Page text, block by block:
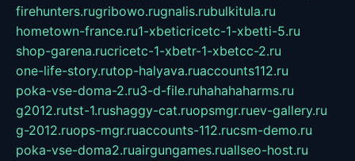
firehunters.rugribowo.rugnalis.rubulkitula.ru
hometown-france.ru1-xbeticricetc-1-xbetti-5.ru
shop-garena.rucricetc-1-xbetr-1-xbetcc-2.ru
one-life-story.rutop-halyava.ruaccounts112.ru
poka-vse-doma-2.ru3-d-file.ruhahahaharms.ru
g2012.rutst-1.rushaggy-cat.ruopsmgr.ruev-gallery.ru
g-2012.ruops-mgr.ruaccounts-112.rucsm-demo.ru
poka-vse-doma2.ruairgungames.ruallseo-host.ru